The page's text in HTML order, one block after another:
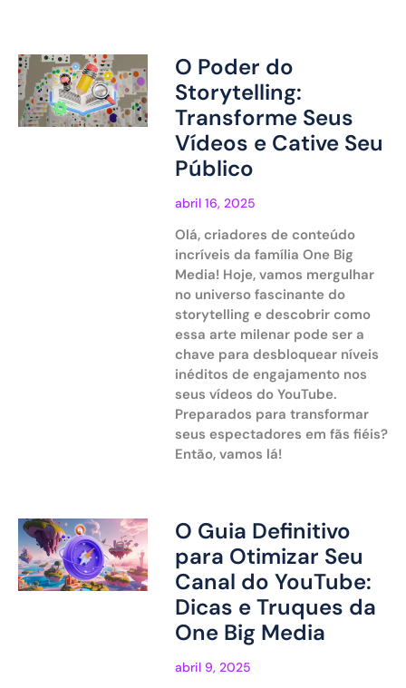
O Poder do
Storytelling:
Transforme Seus
Vídeos e Cative Seu
Público
abril 16, 2025
Olá, criadores de conteúdo
incríveis da família One Big
Media! Hoje, vamos mergulhar
no universo fascinante do
storytelling e descobrir como
essa arte milenar pode ser a
chave para desbloquear níveis
inéditos de engajamento nos
seus vídeos do YouTube.
Preparados para transformar
seus espectadores em fãs fiéis?
Então, vamos lá!
O Guia Definitivo
para Otimizar Seu
Canal do YouTube:
Dicas e Truques da
One Big Media
abril 9, 2025